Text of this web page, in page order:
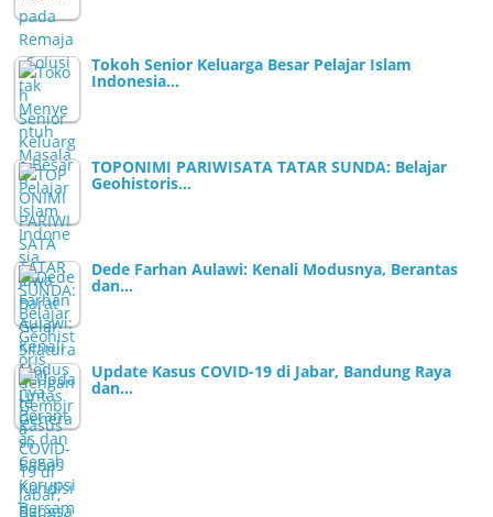
Tokoh Senior Keluarga Besar Pelajar Islam
Indonesia…
TOPONIMI PARIWISATA TATAR SUNDA: Belajar
Geohistoris…
Dede Farhan Aulawi: Kenali Modusnya, Berantas
dan…
Update Kasus COVID-19 di Jabar, Bandung Raya
dan…